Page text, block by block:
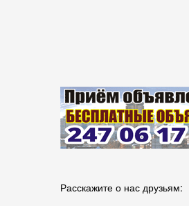
Расскажите о нас друзьям: